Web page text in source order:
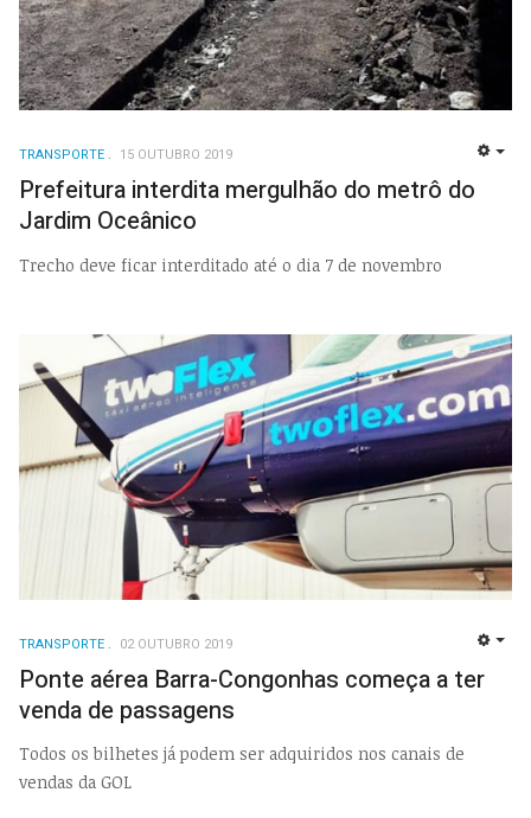
TRANSPORTE 15 OUTUBRO 2019
Prefeitura interdita mergulhão do metrô do
Jardim Oceânico
Trecho deve ficar interditado até o dia 7 de novembro
TRANSPORTE 02 OUTUBRO 2019
Ponte aérea Barra-Congonhas começa a ter
venda de passagens
Todos os bilhetes já podem ser adquiridos nos canais de
vendas da GOL